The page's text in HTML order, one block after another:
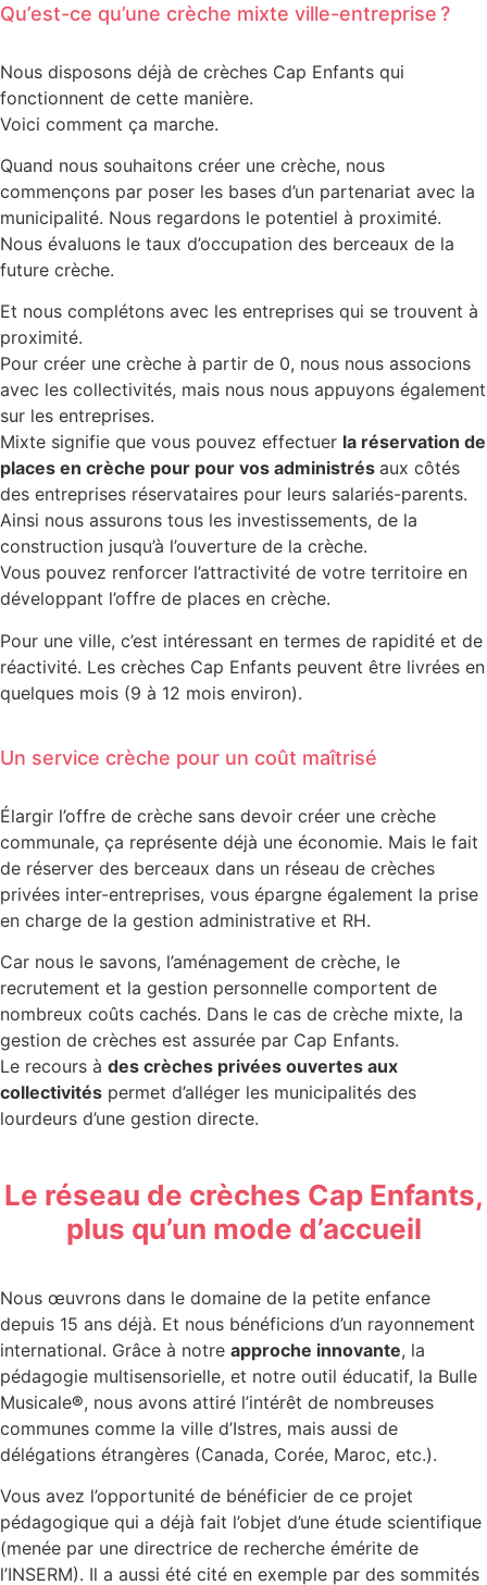
Qu’est-ce qu’une crèche mixte ville-entreprise ?
Nous disposons déjà de crèches Cap Enfants qui
fonctionnent de cette manière.
Voici comment ça marche.
Quand nous souhaitons créer une crèche, nous
commençons par poser les bases d’un partenariat avec la
municipalité. Nous regardons le potentiel à proximité.
Nous évaluons le taux d’occupation des berceaux de la
future crèche.
Et nous complétons avec les entreprises qui se trouvent à
proximité.
Pour créer une crèche à partir de 0, nous nous associons
avec les collectivités, mais nous nous appuyons également
sur les entreprises.
Mixte signifie que vous pouvez effectuer la réservation de
places en crèche pour pour vos administrés aux côtés
des entreprises réservataires pour leurs salariés-parents.
Ainsi nous assurons tous les investissements, de la
construction jusqu’à l’ouverture de la crèche.
Vous pouvez renforcer l’attractivité de votre territoire en
développant l’offre de places en crèche.
Pour une ville, c’est intéressant en termes de rapidité et de
réactivité. Les crèches Cap Enfants peuvent être livrées en
quelques mois (9 à 12 mois environ).
Un service crèche pour un coût maîtrisé
Élargir l’offre de crèche sans devoir créer une crèche
communale, ça représente déjà une économie. Mais le fait
de réserver des berceaux dans un réseau de crèches
privées inter-entreprises, vous épargne également la prise
en charge de la gestion administrative et RH.
Car nous le savons, l’aménagement de crèche, le
recrutement et la gestion personnelle comportent de
nombreux coûts cachés. Dans le cas de crèche mixte, la
gestion de crèches est assurée par Cap Enfants.
Le recours à des crèches privées ouvertes aux
collectivités permet d’alléger les municipalités des
lourdeurs d’une gestion directe.
Le réseau de crèches Cap Enfants,
plus qu’un mode d’accueil
Nous œuvrons dans le domaine de la petite enfance
depuis 15 ans déjà. Et nous bénéficions d’un rayonnement
international. Grâce à notre approche innovante, la
pédagogie multisensorielle, et notre outil éducatif, la Bulle
Musicale®, nous avons attiré l’intérêt de nombreuses
communes comme la ville d’Istres, mais aussi de
délégations étrangères (Canada, Corée, Maroc, etc.).
Vous avez l’opportunité de bénéficier de ce projet
pédagogique qui a déjà fait l’objet d’une étude scientifique
(menée par une directrice de recherche émérite de
l’INSERM). Il a aussi été cité en exemple par des sommités